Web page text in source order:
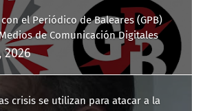
el Periódico de Baleares (GPB)
de Comunicación Digitales
2026
crisis se utilizan para atacar a la